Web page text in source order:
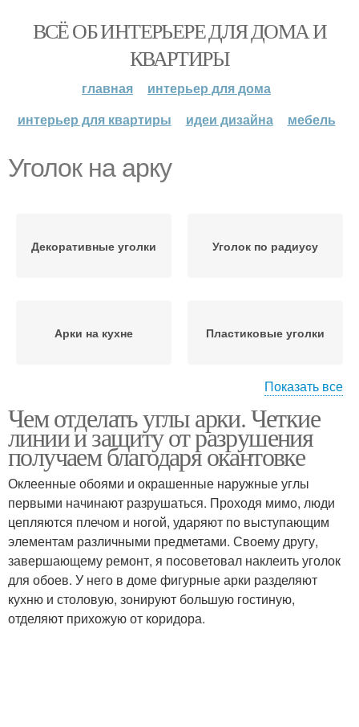
ВСЁ ОБ ИНТЕРЬЕРЕ ДЛЯ ДОМА И
КВАРТИРЫ
главная
интерьер для дома
интерьер для квартиры
идеи дизайна мебель
Уголок на арку
Декоративные уголки Уголок по радиусу
Арки на кухне Пластиковые уголки
Уголок для арки Арочный уголок
Силиконовый уголок Окантовка для арок
Показать все
Чем отделать углы арки. Четкие
линии и защиту от разрушения
получаем благодаря окантовке
Оклеенные обоями и окрашенные наружные углы
первыми начинают разрушаться. Проходя мимо, люди
цепляются плечом и ногой, ударяют по выступающим
элементам различными предметами. Своему другу,
завершающему ремонт, я посоветовал наклеить уголок
для обоев. У него в доме фигурные арки разделяют
кухню и столовую, зонируют большую гостиную,
отделяют прихожую от коридора.